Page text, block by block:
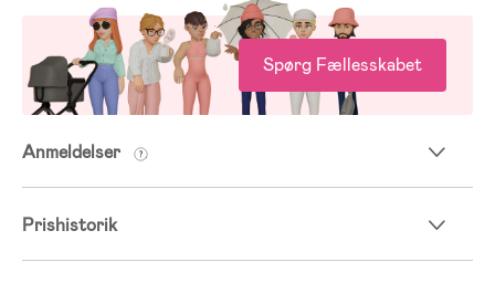
Spørg Fællesskabet
Anmeldelser
Prishistorik